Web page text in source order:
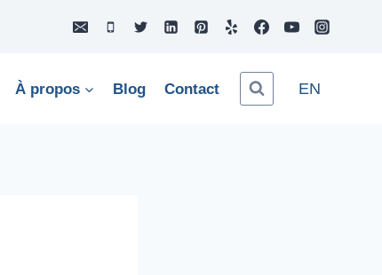
À propos Blog Contact EN